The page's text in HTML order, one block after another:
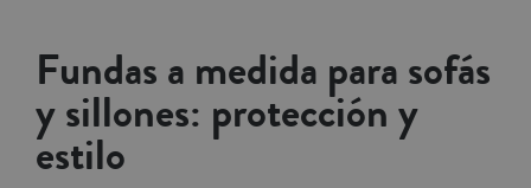
Fundas a medida para sofás
y sillones: protección y
estilo